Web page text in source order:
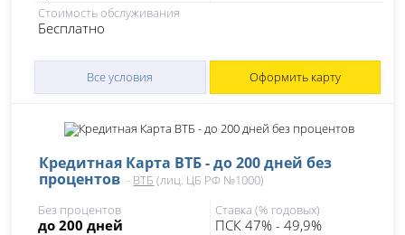
Стоимость обслуживания
Бесплатно
Все условия Оформить карту
Кредитная Карта ВТБ - до 200 дней без
процентов - ВТБ (лиц. ЦБ РФ №1000)
Без процентов
до 200 дней
Ставка (% годовых)
ПСК 47% - 49,9%